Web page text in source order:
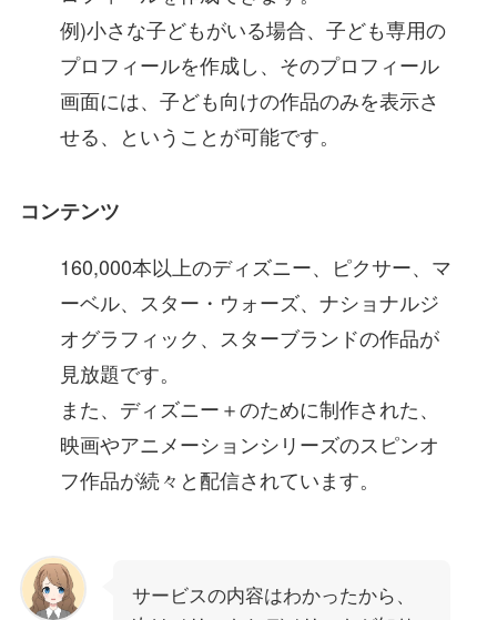
例)小さな子どもがいる場合、子ども専用の
プロフィールを作成し、そのプロフィール
画面には、子ども向けの作品のみを表示さ
せる、ということが可能です。
コンテンツ
160,000本以上のディズニー、ピクサー、マ
ーベル、スター・ウォーズ、ナショナルジ
オグラフィック、スターブランドの作品が
見放題です。
また、ディズニー＋のために制作された、
映画やアニメーションシリーズのスピンオ
フ作品が続々と配信されています。
サービスの内容はわかったから、